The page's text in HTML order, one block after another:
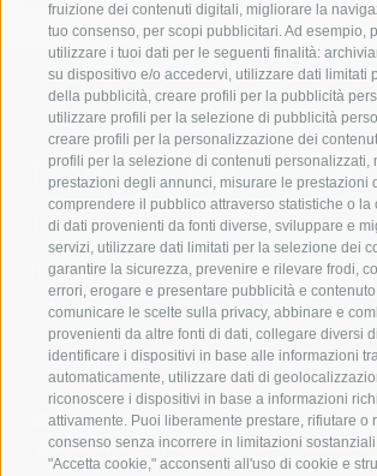
fruizione dei contenuti digitali, migliorare la
tuo consenso, per scopi pubblicitari. Ad esempio,
utilizzare i tuoi dati per le seguenti finalità:
su dispositivo e/o accedervi, utilizzare dati limitati
della pubblicità, creare profili per la pubblicità
utilizzare profili per la selezione di pubblicità
creare profili per la personalizzazione dei
profili per la selezione di contenuti personalizzati,
prestazioni degli annunci, misurare le prestazioni
comprendere il pubblico attraverso statistiche o la
di dati provenienti da fonti diverse, sviluppare e
servizi, utilizzare dati limitati per la selezione dei
garantire la sicurezza, prevenire e rilevare frodi,
errori, erogare e presentare pubblicità e
comunicare le scelte sulla privacy, abbinare e
provenienti da altre fonti di dati, collegare diversi
identificare i dispositivi in base alle informazioni
automaticamente, utilizzare dati di
riconoscere i dispositivi in base a informazioni
attivamente. Puoi liberamente prestare, rifiutare o
consenso senza incorrere in limitazioni
"Accetta cookie," acconsenti all'uso di cookie e
Mettetevi in
noi
IDM Südtirol - Alto Adige
+39 0471 094 000
info[at]idm-suedtirol.com
idm[at]pec.idm-suedtirol.com
SCRIVICI
DOVE SIAMO